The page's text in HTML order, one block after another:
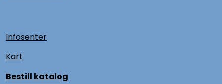
Infosenter
Kart
Bestill katalog